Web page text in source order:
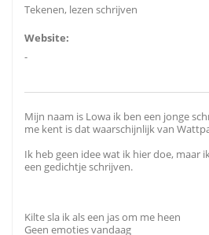
Tekenen, lezen schrijven
Website:
-
Mijn naam is Lowa ik ben een jonge
me kent is dat waarschijnlijk van
Ik heb geen idee wat ik hier doe, maar
een gedichtje schrijven.
Kilte sla ik als een jas om me heen
Geen emoties vandaag